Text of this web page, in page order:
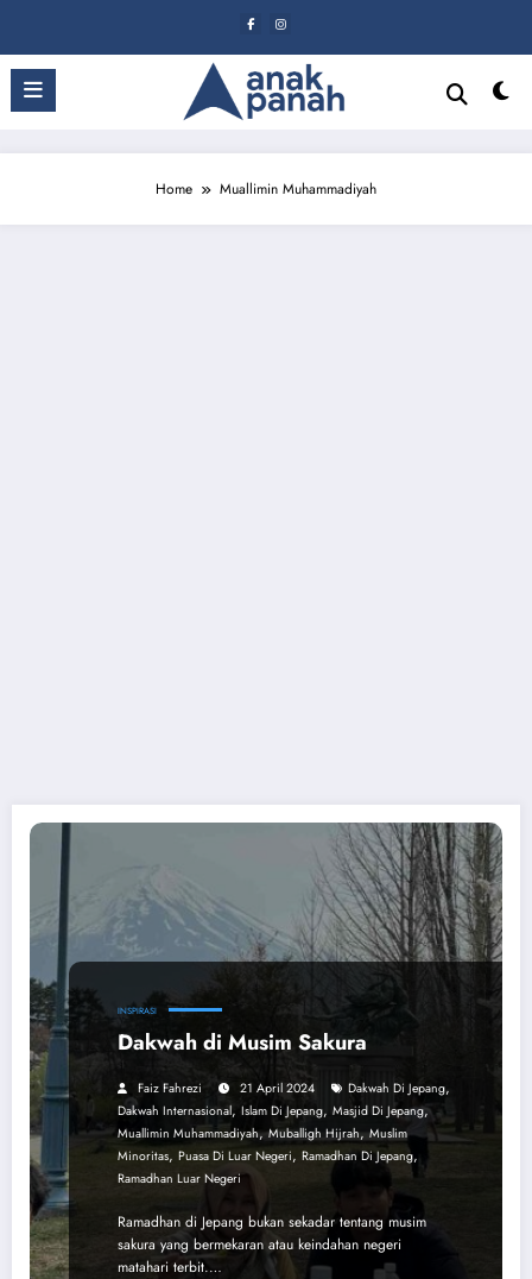
content
Home Muallimin Muhammadiyah
INSPIRASI
Dakwah di Musim Sakura
Faiz Fahrezi 21 April 2024 Dakwah Di Jepang,
Dakwah Internasional, Islam Di Jepang, Masjid Di Jepang,
Muallimin Muhammadiyah,Muballigh Hijrah,Muslim
Minoritas, Puasa Di Luar Negeri, Ramadhan Di Jepang,
Ramadhan Luar Negeri
Ramadhan di Jepang bukan sekadar tentang musim
sakura yang bermekaran atau keindahan negeri
matahari terbit.…